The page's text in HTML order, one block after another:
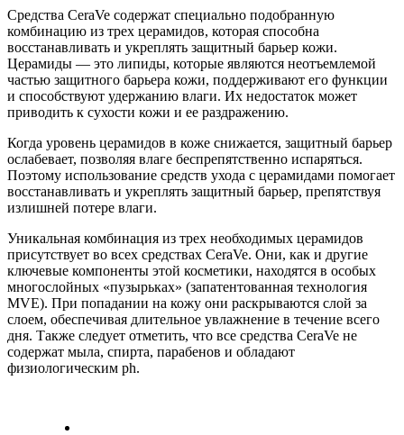
Средства CeraVe содержат специально подобранную
комбинацию из трех церамидов, которая способна
восстанавливать и укреплять защитный барьер кожи.
Церамиды — это липиды, которые являются неотъемлемой
частью защитного барьера кожи, поддерживают его функции
и способствуют удержанию влаги. Их недостаток может
приводить к сухости кожи и ее раздражению.
Когда уровень церамидов в коже снижается, защитный барьер
ослабевает, позволяя влаге беспрепятственно испаряться.
Поэтому использование средств ухода с церамидами помогает
восстанавливать и укреплять защитный барьер, препятствуя
излишней потере влаги.
Уникальная комбинация из трех необходимых церамидов
присутствует во всех средствах CeraVe. Они, как и другие
ключевые компоненты этой косметики, находятся в особых
многослойных «пузырьках» (запатентованная технология
MVE). При попадании на кожу они раскрываются слой за
слоем, обеспечивая длительное увлажнение в течение всего
дня. Также следует отметить, что все средства CeraVe не
содержат мыла, спирта, парабенов и обладают
физиологическим ph.